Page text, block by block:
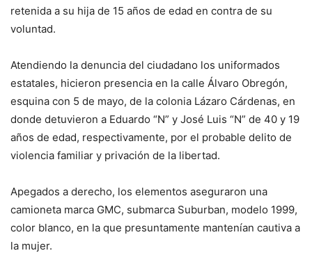
retenida a su hija de 15 años de edad en contra de su
voluntad.
Atendiendo la denuncia del ciudadano los uniformados
estatales, hicieron presencia en la calle Álvaro Obregón,
esquina con 5 de mayo, de la colonia Lázaro Cárdenas, en
donde detuvieron a Eduardo “N” y José Luis “N” de 40 y 19
años de edad, respectivamente, por el probable delito de
violencia familiar y privación de la libertad.
Apegados a derecho, los elementos aseguraron una
camioneta marca GMC, submarca Suburban, modelo 1999,
color blanco, en la que presuntamente mantenían cautiva a
la mujer.